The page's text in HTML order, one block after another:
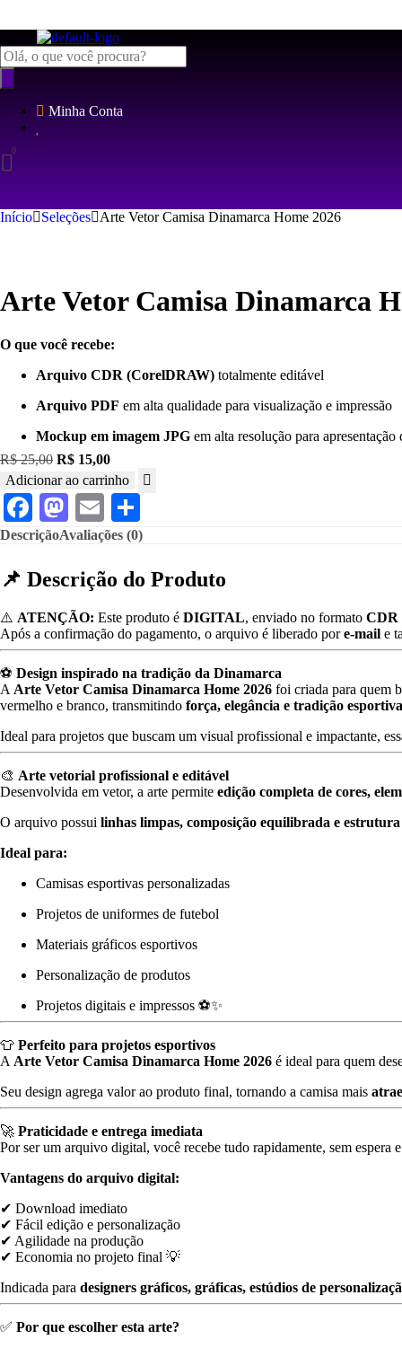
Pesquisar
produtos
Minha Conta
Início Seleções Arte Vetor Camisa Dinamarca Home 2026
Arte Vetor Camisa Dinamarca
O que você recebe:
Arquivo CDR (CorelDRAW) totalmente editável
Arquivo PDF em alta qualidade para visualização e impressão
Mockup em imagem JPG em alta resolução para
R$25,00 O
preço
original
era:
R$ 25,00.
R$ 15,00O
preço
atual
é:
R$ 15,00.
Arte
Vetor
Camisa
Dinamarca
2026
quantidade
Adicionar ao carrinho
Facebook
Mastodon
Email
DescriçãoAvaliações (0)
📌 Descrição do Produto
⚠️ ATENÇÃO: Este produto é DIGITAL, enviado no formato CDR
Após a confirmação do pagamento, o arquivo é liberado pore-mail e
⚽ Design inspirado na tradição da Dinamarca
A Arte Vetor Camisa Dinamarca Home 2026 foi criada para quem
vermelho e branco, transmitindo força, elegância e tradição esportiva
Ideal para projetos que buscam um visual profissional e impactante,
🎨 Arte vetorial profissional e editável
Desenvolvida em vetor, a arte permite edição completa de cores,
O arquivo possui linhas limpas, composição equilibrada e estrutura
Ideal para:
Camisas esportivas personalizadas
Projetos de uniformes de futebol
Materiais gráficos esportivos
Personalização de produtos
Projetos digitais e impressos ⚽✨
👕 Perfeito para projetos esportivos
A Arte Vetor Camisa Dinamarca Home 2026 é ideal para quem
Seu design agrega valorao produto final, tornando a camisa mais
🚀 Praticidade e entrega imediata
Porserum arquivo digital, você recebe tudo rapidamente, sem espera e
Vantagens do arquivo digital:
✔ Download imediato
✔ Fácil edição e personalização
✔ Agilidade na produção
✔ Economia no projeto final 💡
Indicada para designers gráficos, gráficas, estúdios de
✅ Por que escolher esta arte?